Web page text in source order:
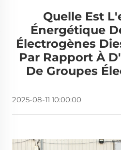
Quelle Est
Énergétique
Électrogènes
Par Rapport À
De Groupes
2025-08-11 10:00:00